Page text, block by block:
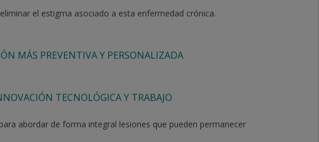
el estigma asociado a esta enfermedad crónica.
MÁS PREVENTIVA Y PERSONALIZADA
TECNOLÓGICA Y TRABAJO
abordar de forma integral lesiones que pueden permanecer